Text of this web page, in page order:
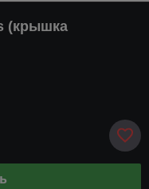
(крышка